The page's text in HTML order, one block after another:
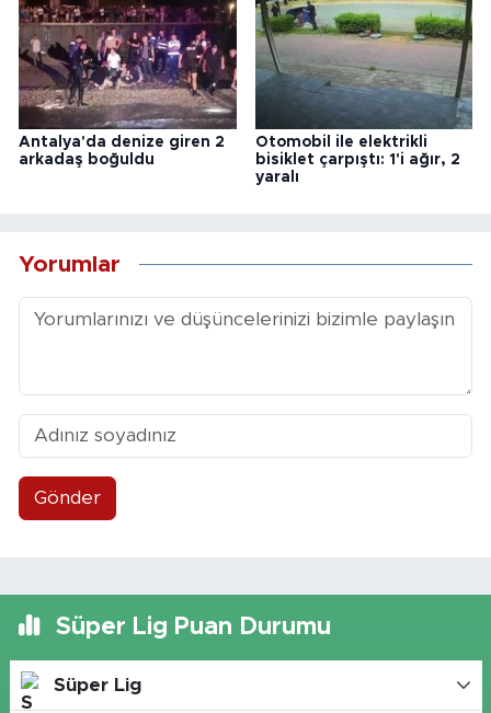
Antalya'da denize giren 2
arkadaş boğuldu
Otomobil ile elektrikli
bisiklet çarpıştı: 1'i ağır, 2
yaralı
Yorumlar
Gönder
Süper Lig Puan Durumu
Süper Lig